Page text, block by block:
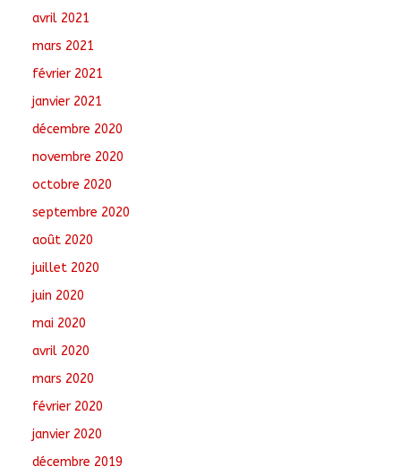
avril 2021
mars 2021
février 2021
janvier 2021
décembre 2020
novembre 2020
octobre 2020
septembre 2020
août 2020
juillet 2020
juin 2020
mai 2020
avril 2020
mars 2020
février 2020
janvier 2020
décembre 2019